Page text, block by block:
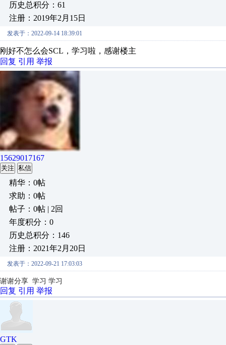
历史总积分：61
注册：2019年2月15日
发表于：2022-09-14 18:39:01
刚好不怎么会SCL，学习啦，感谢楼主
回复 引用 举报
15629017167
关注 私信
精华：0帖
求助：0帖
帖子：0帖 | 2回
年度积分：0
历史总积分：146
注册：2021年2月20日
发表于：2022-09-21 17:03:03
谢谢分享 学习 学习
回复 引用 举报
GTK